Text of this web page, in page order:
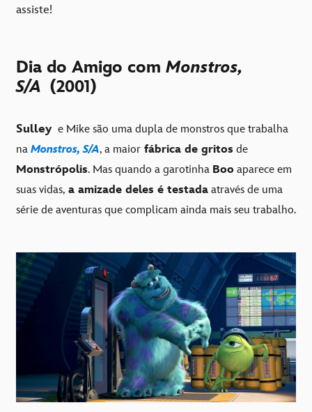
assiste!
Dia do Amigo com Monstros,
S/A (2001)
Sulley e Mike são uma dupla de monstros que trabalha
na Monstros, S/A, a maior fábrica de gritos de
Monstrópolis. Mas quando a garotinha Boo aparece em
suas vidas, a amizade deles é testada através de uma
série de aventuras que complicam ainda mais seu trabalho.